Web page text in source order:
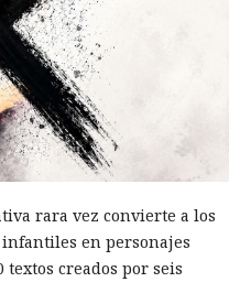
rara vez convierte a los
en personajes
creados por seis